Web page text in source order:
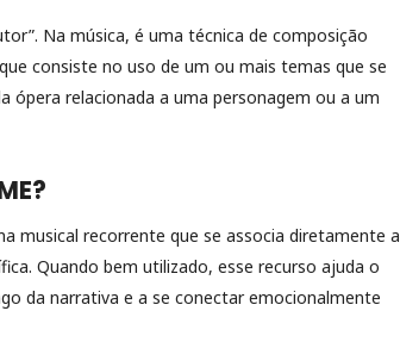
Na música, é uma técnica de composição
consiste no uso de um ou mais temas que se
ópera relacionada a uma personagem ou a um
musical recorrente que se associa diretamente a
Quando bem utilizado, esse recurso ajuda o
da narrativa e a se conectar emocionalmente